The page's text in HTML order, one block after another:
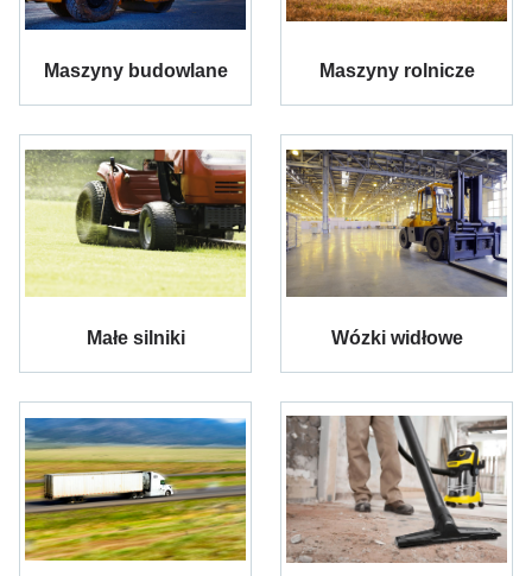
Maszyny budowlane Maszyny rolnicze
Małe silniki Wózki widłowe